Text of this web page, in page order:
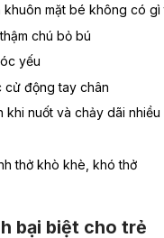
khuôn mặt bé không có gì
chú bỏ bú
yếu
cử động tay chân
khi nuốt và chảy dãi nhiều
thở khò khè , khó thở
bại biệt cho trẻ